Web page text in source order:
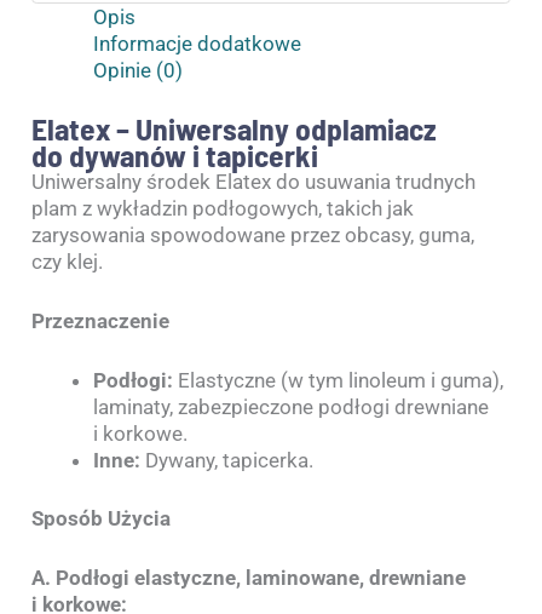
Opis
Informacje dodatkowe
Opinie (0)
Elatex – Uniwersalny odplamiacz
do dywanów i tapicerki
Uniwersalny środek Elatex do usuwania trudnych
plam z wykładzin podłogowych, takich jak
zarysowania spowodowane przez obcasy, guma,
czy klej.
Przeznaczenie
Podłogi: Elastyczne (w tym linoleum i guma),
laminaty, zabezpieczone podłogi drewniane
i korkowe.
Inne: Dywany, tapicerka.
Sposób Użycia
A. Podłogi elastyczne, laminowane, drewniane
i korkowe: